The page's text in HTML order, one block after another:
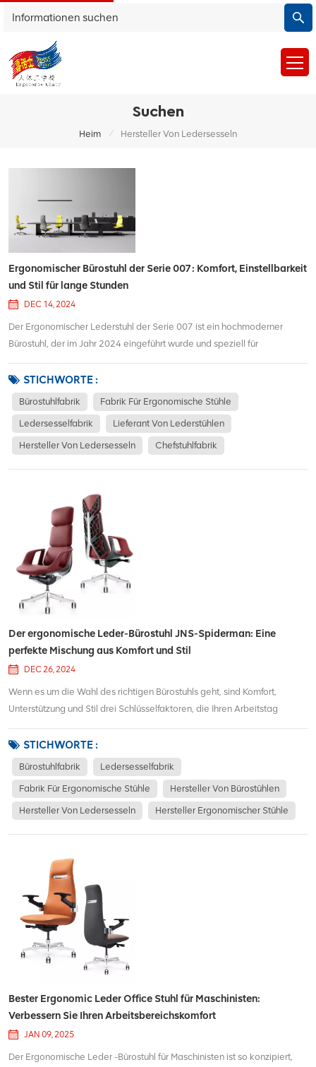
Suchen
Heim / Hersteller Von Ledersesseln
Ergonomischer Bürostuhl der Serie 007: Komfort, Einstellbarkeit
und Stil für lange Stunden
DEC 14, 2024
Der Ergonomischer Lederstuhl der Serie 007 ist ein hochmoderner
Bürostuhl, der im Jahr 2024 eingeführt wurde und speziell für
entwickelt wurde, die stundenlang am Schreibtisch arbeiten. Dieser
erstklassige ergonomische Stuhl verbindet Lu...
STICHWORTE :
Bürostuhlfabrik Fabrik Für Ergonomische Stühle
Ledersesselfabrik Lieferant Von Lederstühlen
Hersteller Von Ledersesseln Chefstuhlfabrik
Der ergonomische Leder-Bürostuhl JNS-Spiderman: Eine
perfekte Mischung aus Komfort und Stil
DEC 26, 2024
Wenn es um die Wahl des richtigen Bürostuhls geht, sind Komfort,
Unterstützung und Stil drei Schlüsselfaktoren, die Ihren Arbeitstag
Spiderman bietet all dies und noch mehr und ist damit eine
ausgezeichnete Wahl für alle, die lange...
STICHWORTE :
Bürostuhlfabrik Ledersesselfabrik
Fabrik Für Ergonomische Stühle Hersteller Von Bürostühlen
Hersteller Von Ledersesseln Hersteller Ergonomischer Stühle
Bester Ergonomic Leder Office Stuhl für Maschinisten:
Verbessern Sie Ihren Arbeitsbereichskomfort
JAN 09, 2025
Der Ergonomische Leder -Bürostuhl für Maschinisten ist so konzipiert,